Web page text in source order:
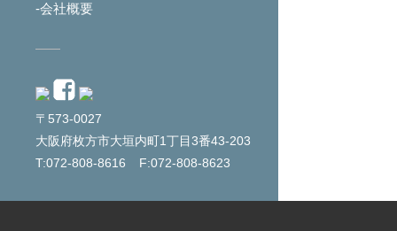
-会社概要
〒573-0027
大阪府枚方市大垣内町1丁目3番43-203
T:072-808-8616
F:072-808-8623